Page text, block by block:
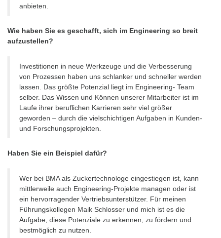
anbieten.
Wie haben Sie es geschafft, sich im Engineering so breit
aufzustellen?
Investitionen in neue Werkzeuge und die Verbesserung
von Prozessen haben uns schlanker und schneller werden
lassen. Das größte Potenzial liegt im Engineering- Team
selber. Das Wissen und Können unserer Mitarbeiter ist im
Laufe ihrer beruflichen Karrieren sehr viel größer
geworden – durch die vielschichtigen Aufgaben in Kunden-
und Forschungsprojekten.
Haben Sie ein Beispiel dafür?
Wer bei BMA als Zuckertechnologe eingestiegen ist, kann
mittlerweile auch Engineering-Projekte managen oder ist
ein hervorragender Vertriebsunterstützer. Für meinen
Führungskollegen Maik Schlosser und mich ist es die
Aufgabe, diese Potenziale zu erkennen, zu fördern und
bestmöglich zu nutzen.